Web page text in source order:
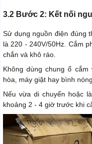
3.2 Bước 2: Kết nối
Sử dụng nguồn điện đúng
là 220 - 240V/50Hz. Cắm
chắn và khô ráo.
Không dùng chung ổ
hòa, máy giặt hay bình
Nếu vừa di chuyển hoặc
khoảng 2 - 4 giờ trước khi